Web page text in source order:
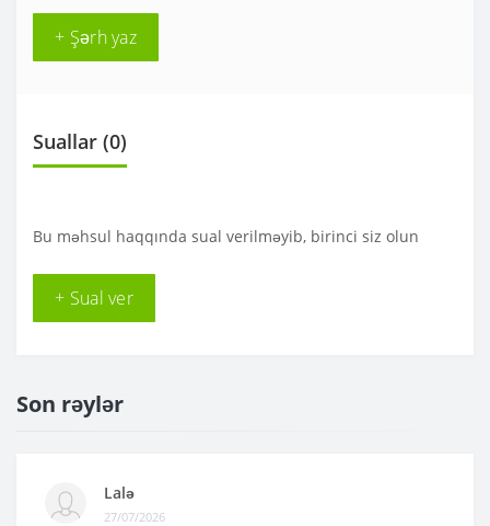
+ Şərh yaz
Suallar (0)
Bu məhsul haqqında sual verilməyib, birinci siz olun
+ Sual ver
Son rəylər
Lalə
27/07/2026